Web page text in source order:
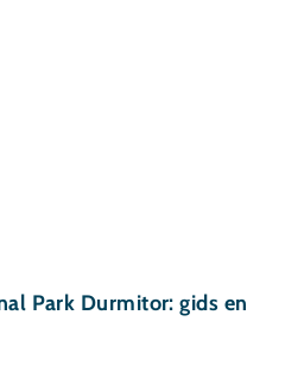
Park Durmitor: gids en